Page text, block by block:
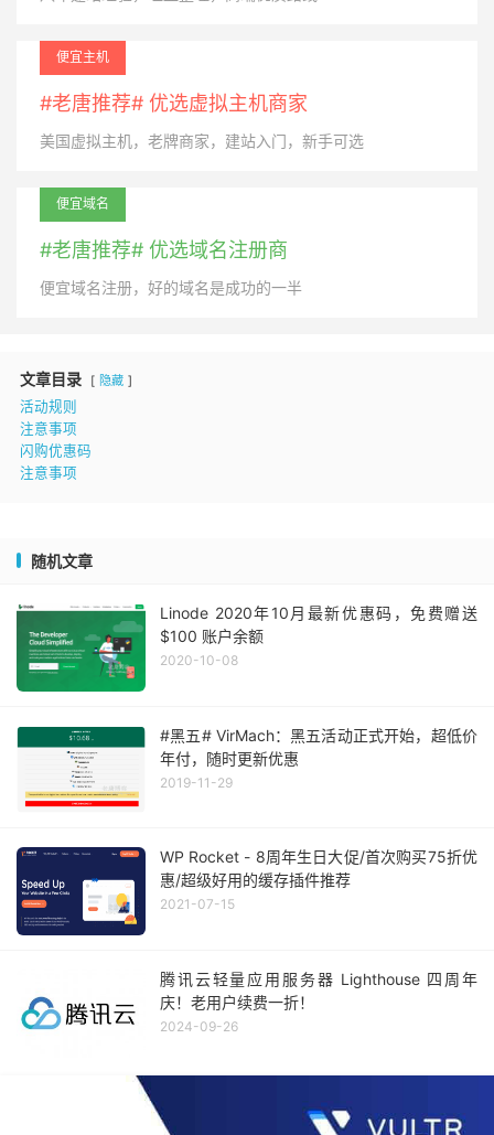
便宜主机
#老唐推荐# 优选虚拟主机商家
美国虚拟主机，老牌商家，建站入门，新手可选
便宜域名
#老唐推荐# 优选域名注册商
便宜域名注册，好的域名是成功的一半
文章目录 隐藏
活动规则
注意事项
闪购优惠码
注意事项
随机文章
Linode 2020年10月最新优惠码，免费赠送
$100 账户余额
2020-10-08
#黑五# VirMach：黑五活动正式开始，超低价
年付，随时更新优惠
2019-11-29
WP Rocket - 8周年生日大促/首次购买75折优
惠/超级好用的缓存插件推荐
2021-07-15
腾讯云轻量应用服务器 Lighthouse 四周年
庆！老用户续费一折！
2024-09-26